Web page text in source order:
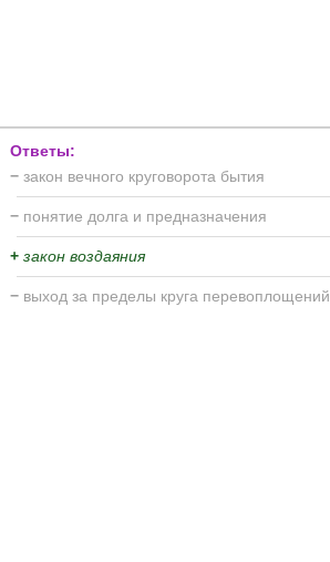
Ответы:
− закон вечного круговорота бытия
− понятие долга и предназначения
+ закон воздаяния
− выход за пределы круга перевоплощений